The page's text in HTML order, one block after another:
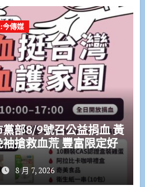
今傳媒
部8/9號召公益捐血 黃
搶救血荒 豐富限定好
8 月 7, 2026